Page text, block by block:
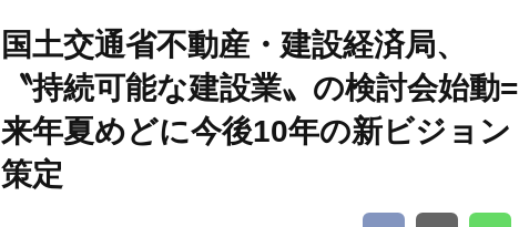
国土交通省不動産・建設経済局、
〝持続可能な建設業〟の検討会始動=
来年夏めどに今後10年の新ビジョン
策定